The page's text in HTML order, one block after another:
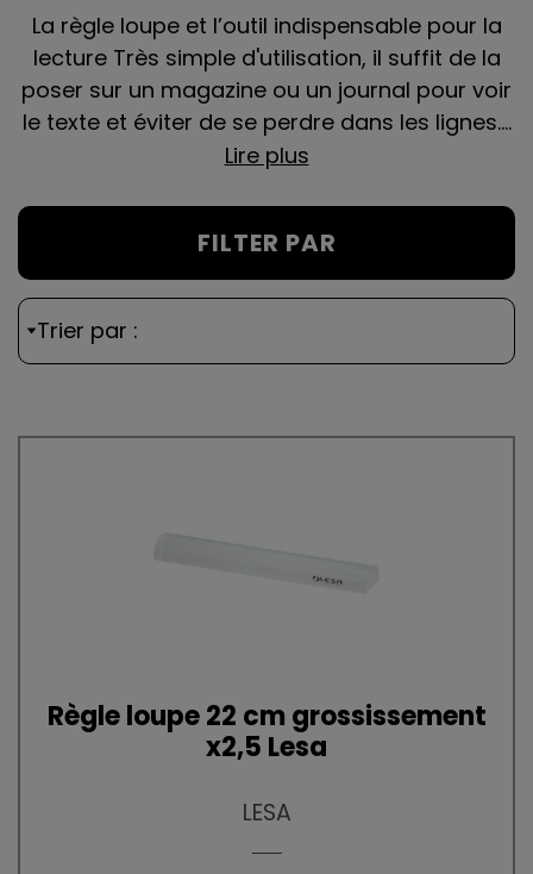
La règle loupe et l’outil indispensable pour la
lecture Très simple d'utilisation, il suffit de la
poser sur un magazine ou un journal pour voir
le texte et éviter de se perdre dans les lignes....
Lire plus
FILTER PAR
Trier par :
Règle loupe 22 cm grossissement
x2,5 Lesa
LESA